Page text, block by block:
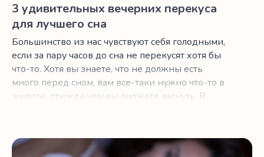
3 удивительных вечерних перекуса
для лучшего сна
Большинство из нас чувствуют себя голодными,
если за пару часов до сна не перекусят хотя бы
что-то. Хотя вы знаете, что не должны есть
много перед сном, вам все-таки нужно что-то в
животе, прежде чем вы сможете заснуть. В
перекуса может помешать вам получить
необходимого качества сон. Ниже мы собрали
Опасность успокоительных, которые широко